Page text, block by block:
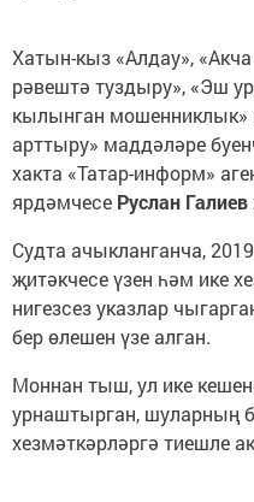
Хатын-кыз «Алдау»,
рәвештә туздыру», «Эш
кылынган мошенниклык»
арттыру» маддәләре
хакта «Татар-информ»
ярдәмчесе Руслан Галиев
Судта ачыкланганча,
җитәкчесе үзен һәм ике
нигезсез указлар
бер өлешен үзе алган.
Моннан тыш, ул ике
урнаштырган, шуларның
хезмәткәрләргә тиешле